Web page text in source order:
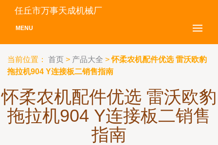
任丘市万事天成机械厂
MENU
当前位置： 首页 > 产品大全 > 怀柔农机配件优选 雷沃欧豹
拖拉机904 Y连接板二销售指南
怀柔农机配件优选 雷沃欧豹
拖拉机904 Y连接板二销售
指南